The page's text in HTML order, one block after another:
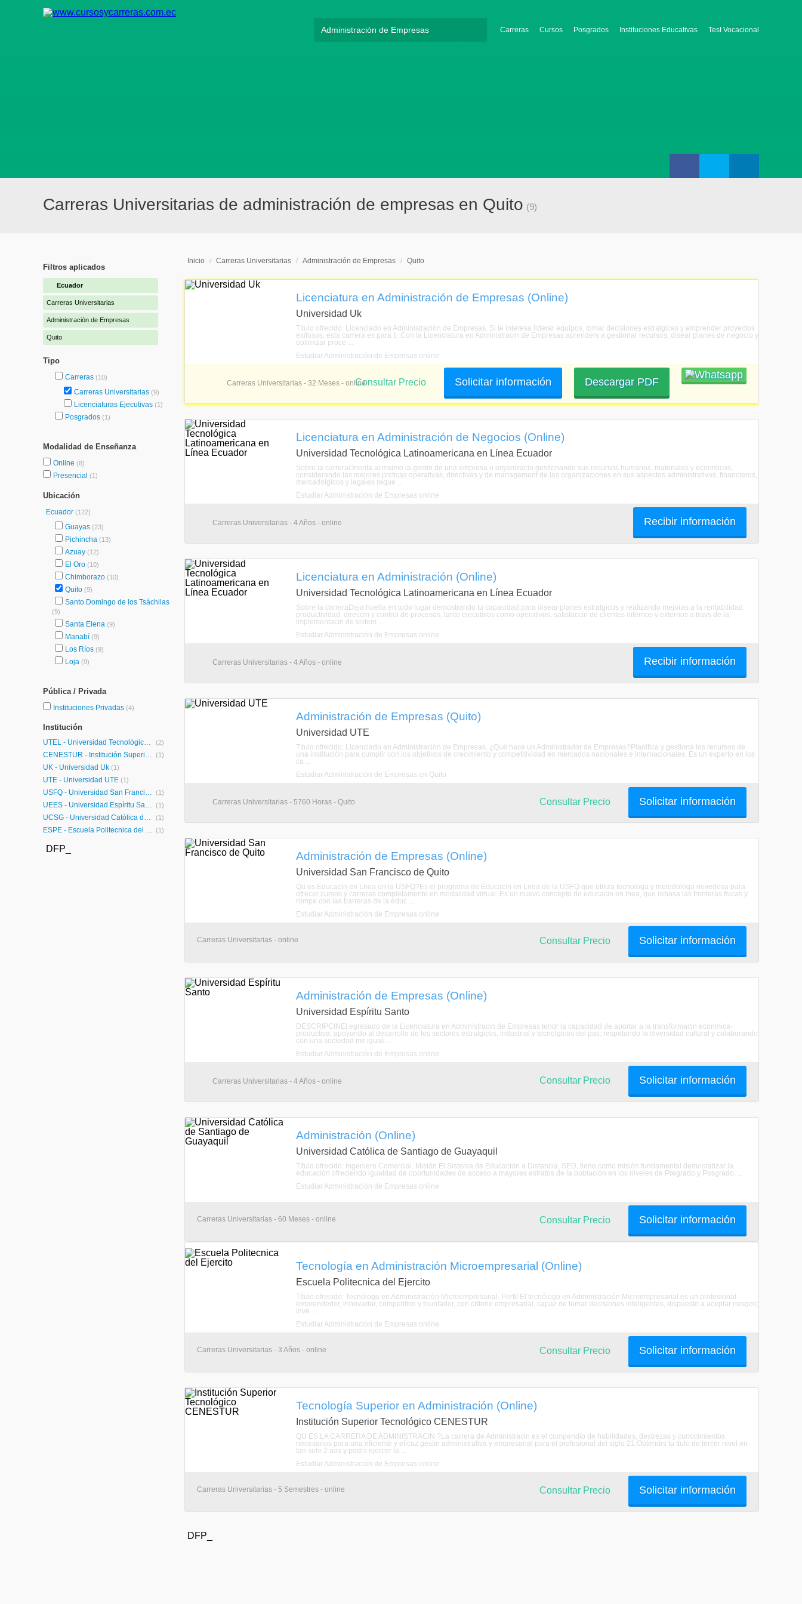
Carreras Cursos Posgrados Instituciones Educativas Test Vocacional
Carreras Universitarias de administración de empresas en Quito (9)
Filtros aplicados
Ecuador
Carreras Universitarias
Administración de Empresas
Quito
Tipo
Carreras (10)
Carreras Universitarias (9)
Licenciaturas Ejecutivas (1)
Posgrados (1)
Modalidad de Enseñanza
Online (8)
Presencial (1)
Ubicación
Ecuador (122)
Guayas (23)
Pichincha (13)
Azuay (12)
El Oro (10)
Chimborazo (10)
Quito (9)
Santo Domingo de los Tsáchilas
(9)
Santa Elena (9)
Manabí (9)
Los Ríos (9)
Loja (9)
Pública / Privada
Instituciones Privadas (4)
Institución
UTEL - Universidad Tecnológica Latinoamericana en Línea Ecuador (2)
CENESTUR - Institución Superior Tecnológico CENESTUR (1)
UK - Universidad Uk (1)
UTE - Universidad UTE (1)
USFQ - Universidad San Francisco de Quito (1)
UEES - Universidad Espíritu Santo (1)
UCSG - Universidad Católica de Santiago de Guayaquil (1)
ESPE - Escuela Politecnica del Ejercito (1)
DFP_
Inicio / Carreras Universitarias / Administración de Empresas / Quito
Licenciatura en Administración de Empresas (Online)
Universidad Uk
Título ofrecido: Licenciado en Administración de Empresas. Si te interesa liderar equipos, tomar decisiones estratgicas y emprender proyectos
exitosos, esta carrera es para ti. Con la Licenciatura en Administracin de Empresas aprenders a gestionar recursos, disear planes de negocio y
optimizar proce ...
Estudiar Administración de Empresas online
Carreras Universitarias - 32 Meses - online Descargar PDF
Solicitar información
Consultar Precio
Licenciatura en Administración de Negocios (Online)
Universidad Tecnológica Latinoamericana en Línea Ecuador
Sobre la carreraOrienta al mximo la gestin de una empresa u organizacin gestionando sus recursos humanos, materiales y econmicos,
considerando las mejores prcticas operativas, directivas y de management de las organizaciones en sus aspectos administrativos, financieros,
mercadolgicos y legales reque ...
Estudiar Administración de Empresas online
Carreras Universitarias - 4 Años - online Recibir información
Licenciatura en Administración (Online)
Universidad Tecnológica Latinoamericana en Línea Ecuador
Sobre la carreraDeja huella en todo lugar demostrando tu capacidad para disear planes estratgicos y realizando mejoras a la rentabilidad,
productividad, direccin y control de procesos, tanto ejecutivos como operativos, satisfaccin de clientes internos y externos a travs de la
implementacin de sistem ...
Estudiar Administración de Empresas online
Carreras Universitarias - 4 Años - online Recibir información
Administración de Empresas (Quito)
Universidad UTE
Título ofrecido: Licenciado en Administración de Empresas. ¿Qué hace un Administrador de Empresas?Planifica y gestiona los recursos de
una institución para cumplir con los objetivos de crecimiento y competitividad en mercados nacionales e internacionales. Es un experto en los
ca ...
Estudiar Administración de Empresas en Quito
Carreras Universitarias - 5760 Horas - Quito Solicitar información
Consultar Precio
Administración de Empresas (Online)
Universidad San Francisco de Quito
Qu es Educacin en Lnea en la USFQ?Es el programa de Educacin en Lnea de la USFQ que utiliza tecnologa y metodologa novedosa para
ofrecer cursos y carreras completamente en modalidad virtual. Es un nuevo concepto de educacin en lnea, que rebasa las fronteras fsicas y
rompe con las barreras de la educ ...
Estudiar Administración de Empresas online
Carreras Universitarias - online Solicitar información
Consultar Precio
Administración de Empresas (Online)
Universidad Espíritu Santo
DESCRIPCINEl egresado de la Licenciatura en Administracin de Empresas tendr la capacidad de aportar a la transformacin econmica-
productiva, apoyando al desarrollo de los sectores estratgicos, industrial y tecnolgicos del pas; respetando la diversidad cultural y colaborando
con una sociedad ms iguali ...
Estudiar Administración de Empresas online
Carreras Universitarias - 4 Años - online Solicitar información
Consultar Precio
Administración (Online)
Universidad Católica de Santiago de Guayaquil
Título ofrecido: Ingeniero Comercial. Misión El Sistema de Educación a Distancia, SED, tiene como misión fundamental democratizar la
educación ofreciendo igualdad de oportunidades de acceso a mayores estratos de la población en los niveles de Pregrado y Posgrado, ...
Estudiar Administración de Empresas online
Carreras Universitarias - 60 Meses - online Solicitar información
Consultar Precio
Tecnología en Administración Microempresarial (Online)
Escuela Politecnica del Ejercito
Título ofrecido: Tecnólogo en Administración Microempresarial. Perfil El tecnólogo en Administración Microempresarial es un profesional
emprendedor, innovador, competitivo y triunfador, con criterio empresarial, capaz de tomar decisiones inteligentes, dispuesto a aceptar riesgos;
inve ...
Estudiar Administración de Empresas online
Carreras Universitarias - 3 Años - online Solicitar información
Consultar Precio
Tecnología Superior en Administración (Online)
Institución Superior Tecnológico CENESTUR
QU ES LA CARRERA DE ADMINISTRACIN ?La carrera de Administracin es el compendio de habilidades, destrezas y conocimientos
necesarios para una eficiente y eficaz gestin administrativa y empresarial para el profesional del siglo 21.Obtendrs tu ttulo de tercer nivel en
tan solo 2 aos y podrs ejercer la ...
Estudiar Administración de Empresas online
Carreras Universitarias - 5 Semestres - online Solicitar información
Consultar Precio
DFP_